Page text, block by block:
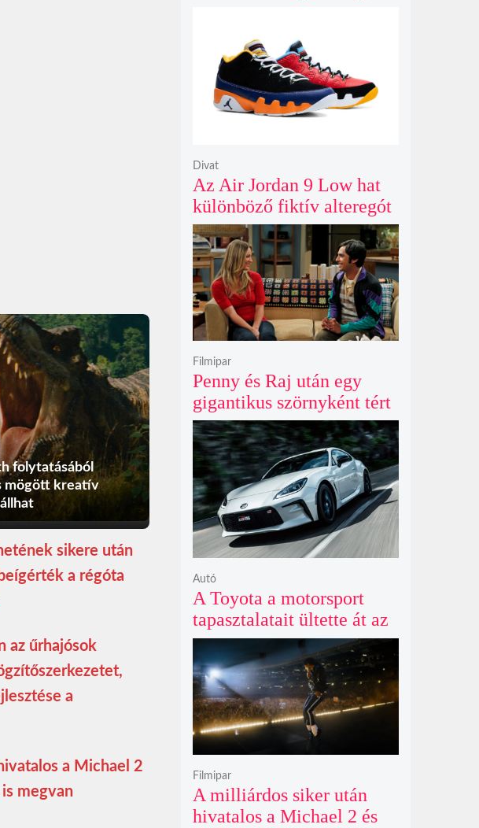
folytatásából
mögött kreatív
sikere után
a régóta
az űrhajósok
a
a Michael 2
megvan
Az Air Jordan 9 Low hat
különböző fiktív alteregót
gyúr egyetlen őrült
dizájnba
Divat
Penny és Raj után egy
gigantikus szörnyként tért
vissza valaki az
Agymenők legújabb spin-
offjában
Filmipar
A Toyota a motorsport
tapasztalatait ültette át az
új GR86 vezethetőségébe
és biztonságába
Autó
A milliárdos siker után
hivatalos a Michael 2 és
Filmipar